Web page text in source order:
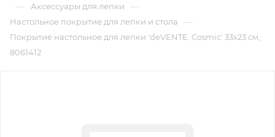
— Аксессуары для лепки —
Настольное покрытие для лепки и стола —
Покрытие настольное для лепки 'deVENTE. Cosmic' 33x23 см,
8061412